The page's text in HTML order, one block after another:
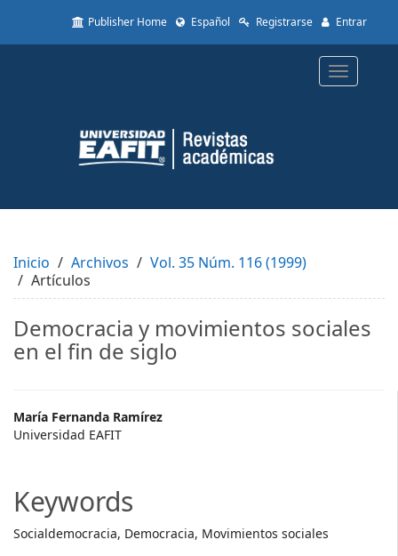
to
Content
Sidebar
Publisher Home Español Registrarse Entrar
Toggle
Inicio Archivos
Vol. 35 Núm. 116 (1999)
Artículos
Democracia y movimientos sociales
en el fin de siglo
Main
Article
María Fernanda Ramírez
Universidad EAFIT
Keywords
Socialdemocracia, Democracia, Movimientos sociales